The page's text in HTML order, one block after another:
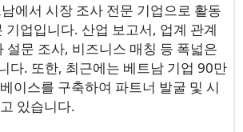
에서 시장 조사 전문 기업으로 활동
기업입니다. 산업 보고서, 업계 관계
설문 조사, 비즈니스 매칭 등 폭넓은
다. 또한, 최근에는 베트남 기업 90만
이스를 구축하여 파트너 발굴 및 시
있습니다.